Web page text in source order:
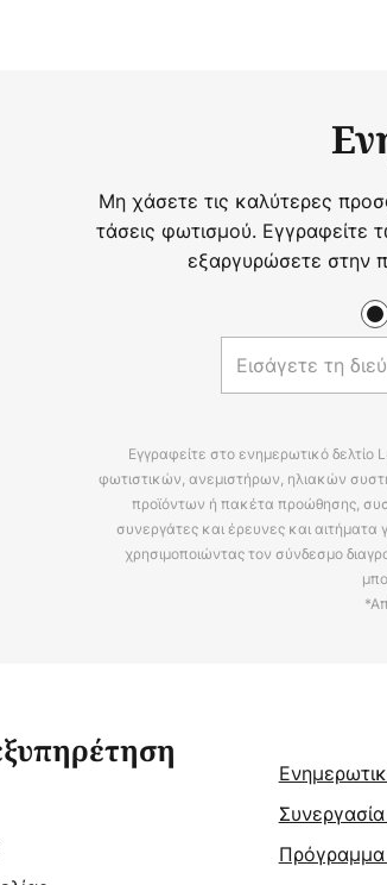
Μη χάσετε τις καλύτερες
τάσεις φωτισμού. Εγγραφείτε
εξαργυρώσετε στην
Εγγραφείτε στο ενημερωτικό
φωτιστικών, ανεμιστήρων, ηλιακών
προϊόντων ή πακέτα προώθησης,
συνεργάτες και έρευνες και αιτήματα
χρησιμοποιώντας τον σύνδεσμο
Πρόγραμμα